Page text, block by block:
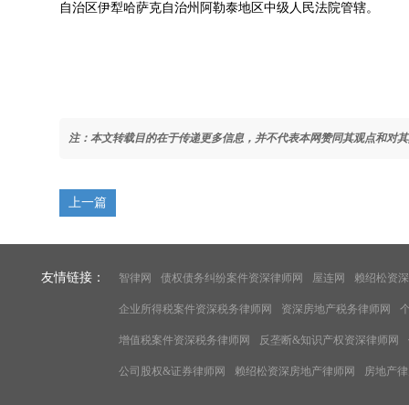
自治区伊犁哈萨克自治州阿勒泰地区中级人民法院管辖。
注：本文转载目的在于传递更多信息，并不代表本网赞同其观点和对
上一篇
友情链接： 智律网 债权债务纠纷案件资深律师网 屋连网 赖绍松资
企业所得税案件资深税务律师网 资深房地产税务律师网
增值税案件资深税务律师网 反垄断&知识产权资深律师网
公司股权&证券律师网 赖绍松资深房地产律师网 房地产